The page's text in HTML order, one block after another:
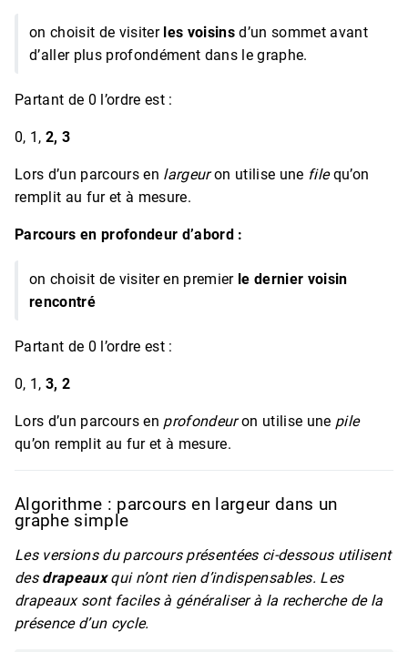
on choisit de visiter les voisinsd’un sommet avant
d’aller plus profondément dans le graphe.
Partant de 0 l’ordre est :
0, 1, 2, 3
Lors d’un parcours en largeuron utilise une filequ’on
remplit au fur et à mesure.
Parcours en profondeur d’abord :
on choisit de visiter en premier le dernier voisin
rencontré
Partant de 0 l’ordre est :
0, 1, 3, 2
Lors d’un parcours en profondeuron utilise une pile
qu’on remplit au fur et à mesure.
Algorithme : parcours en largeur dans un
graphe simple
Les versions du parcours présentées ci-dessous utilisent
des drapeauxqui n’ont rien d’indispensables. Les
drapeaux sont faciles à généraliser à la recherche de la
présence d’un cycle.